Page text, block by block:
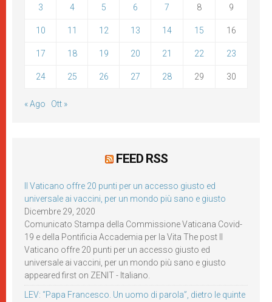
3 4 5 6 7 8 9
10 11 12 13 14 15 16
17 18 19 20 21 22 23
24 25 26 27 28 29 30
« Ago Ott »
FEED RSS
Il Vaticano offre 20 punti per un accesso giusto ed
universale ai vaccini, per un mondo più sano e giusto
Dicembre 29, 2020
Comunicato Stampa della Commissione Vaticana Covid-
19 e della Pontificia Accademia per la Vita The post Il
Vaticano offre 20 punti per un accesso giusto ed
universale ai vaccini, per un mondo più sano e giusto
appeared first on ZENIT - Italiano.
LEV: “Papa Francesco. Un uomo di parola”, dietro le quinte